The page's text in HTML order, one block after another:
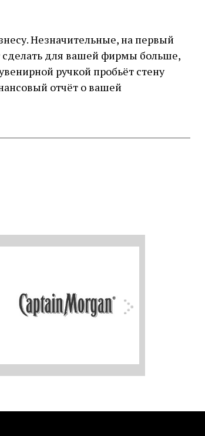
Незначительные, на первый
сделать для вашей фирмы больше,
ручкой пробьёт стену
отчёт о вашей